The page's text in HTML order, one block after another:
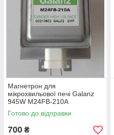
Магнетрон для
мікрохвильової печі Galanz
945W M24FB-210A
Готово до відправки
700 ₴